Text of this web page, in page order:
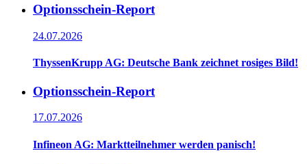
Optionsschein-Report
24.07.2026
ThyssenKrupp AG: Deutsche Bank zeichnet rosiges Bild!
Optionsschein-Report
17.07.2026
Infineon AG: Marktteilnehmer werden panisch!